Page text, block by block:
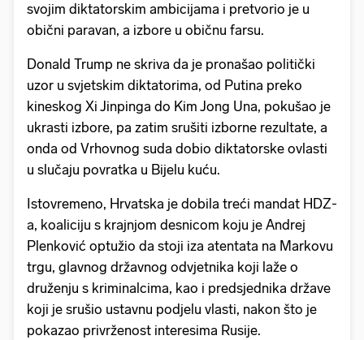
svojim diktatorskim ambicijama i pretvorio je u
obični paravan, a izbore u običnu farsu.
Donald Trump ne skriva da je pronašao politički
uzor u svjetskim diktatorima, od Putina preko
kineskog Xi Jinpinga do Kim Jong Una, pokušao je
ukrasti izbore, pa zatim srušiti izborne rezultate, a
onda od Vrhovnog suda dobio diktatorske ovlasti
u slučaju povratka u Bijelu kuću.
Istovremeno, Hrvatska je dobila treći mandat HDZ-
a, koaliciju s krajnjom desnicom koju je Andrej
Plenković optužio da stoji iza atentata na Markovu
trgu, glavnog državnog odvjetnika koji laže o
druženju s kriminalcima, kao i predsjednika države
koji je srušio ustavnu podjelu vlasti, nakon što je
pokazao privrženost interesima Rusije.